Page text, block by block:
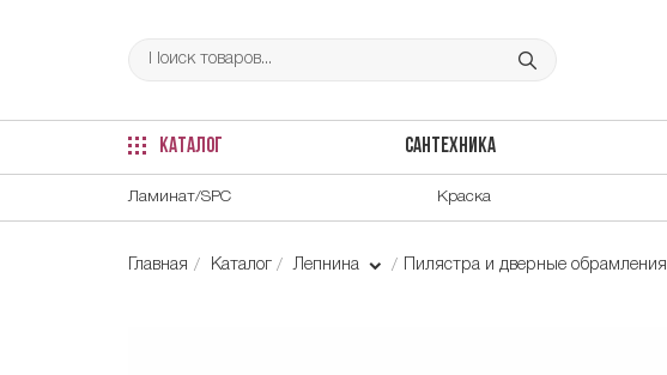
КАТАЛОГ САНТЕХНИКА
Ламинат/SPC Краска
Главная Каталог Лепнина Пилястра и дверные обрамления